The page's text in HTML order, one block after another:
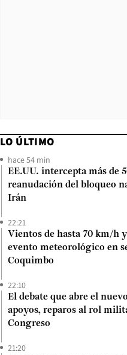
LO ÚLTIMO
hace 54 min
EE.UU. intercepta más de
reanudación del bloqueo
Irán
22:21
Vientos de hasta 70 km/h
evento meteorológico en
Coquimbo
22:10
El debate que abre el
apoyos, reparos al rol
Congreso
21:20